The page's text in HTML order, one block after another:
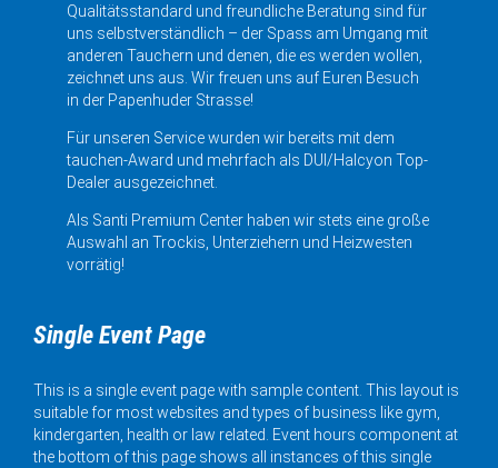
Qualitätsstandard und freundliche Beratung sind für
uns selbstverständlich – der Spass am Umgang mit
anderen Tauchern und denen, die es werden wollen,
zeichnet uns aus. Wir freuen uns auf Euren Besuch
in der Papenhuder Strasse!
Für unseren Service wurden wir bereits mit dem
tauchen-Award und mehrfach als DUI/Halcyon Top-
Dealer ausgezeichnet.
Als Santi Premium Center haben wir stets eine große
Auswahl an Trockis, Unterziehern und Heizwesten
vorrätig!
Single Event Page
This is a single event page with sample content. This layout is
suitable for most websites and types of business like gym,
kindergarten, health or law related. Event hours component at
the bottom of this page shows all instances of this single